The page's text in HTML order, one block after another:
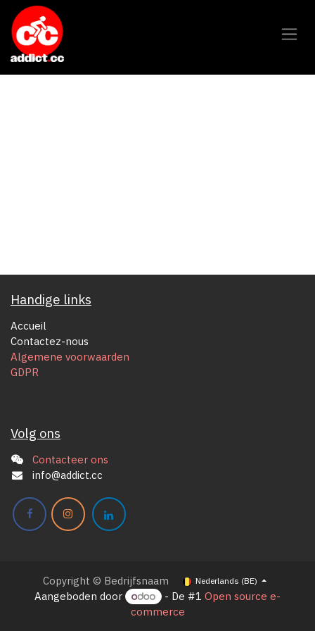
Overslaan naar inhoud
Handige links
Accueil
Contactez-nous
Algemene voorwaarden
GDPR
Volg ons
Contacteer ons
info@addict.cc
Copyright © Bedrijfsnaam Nederlands (BE)
Aangeboden door - De #1 Open source e-
commerce